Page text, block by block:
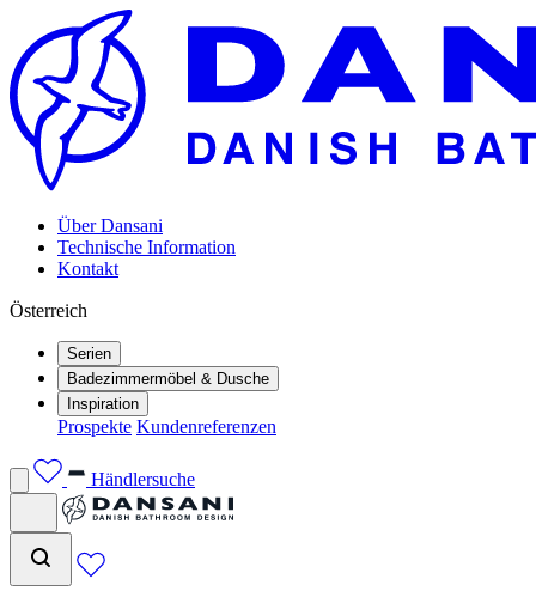
Über Dansani
Technische Information
Kontakt
Österreich
Serien
Badezimmermöbel & Dusche
Inspiration
Prospekte Kundenreferenzen
Händlersuche